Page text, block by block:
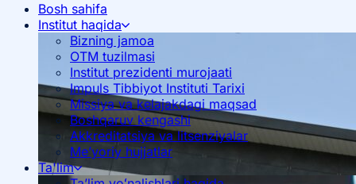
Bosh sahifa
Institut haqida
Bizning jamoa
OTM tuzilmasi
Institut prezidenti murojaati
Impuls Tibbiyot Instituti Tarixi
Missiya va kelajakdagi maqsad
Boshqaruv kengashi
Akkreditatsiya va litsenziyalar
Me’yoriy hujjatlar
Ta'lim